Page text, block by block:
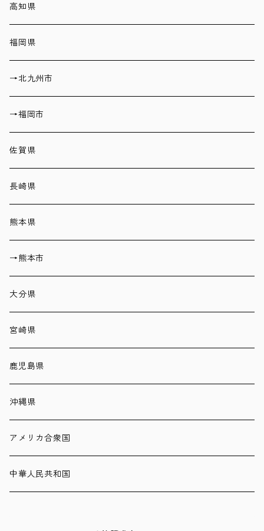
高知県
福岡県
→北九州市
→福岡市
佐賀県
長崎県
熊本県
→熊本市
大分県
宮崎県
鹿児島県
沖縄県
アメリカ合衆国
中華人民共和国